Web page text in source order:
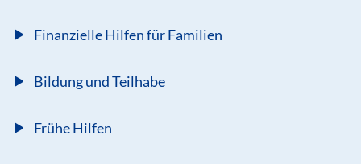
Finanzielle Hilfen für Familien
Bildung und Teilhabe
Frühe Hilfen